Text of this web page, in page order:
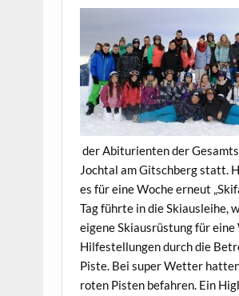
der Abiturienten der
Jochtal am Gitschberg statt.
es für eine Woche erneut
Tag führte in die Skiausleihe,
eigene Skiausrüstung für eine
Hilfestellungen durch die
Piste. Bei super Wetter
roten Pisten befahren. Ein